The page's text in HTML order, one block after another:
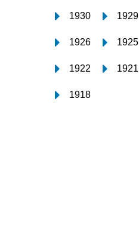
1930 1929
1926 1925
1922 1921
1918